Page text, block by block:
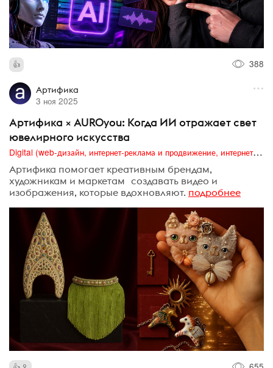
388
Артифика
3 ноя 2025
Артифика × AUROyou: Когда ИИ отражает свет
ювелирного искусства
Digital (web-дизайн, интернет-реклама и продвижение, интернет-сообщества и блоги, интернет-коммуникации, мобильный маркетинг, реклама на цифровых экранах)
Артифика помогает креативным брендам,
художникам и маркетам создавать видео и
изображения, которые вдохновляют. подробнее